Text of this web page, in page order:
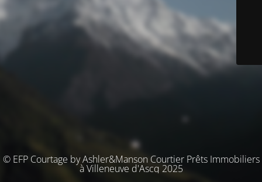
© EFP Courtage by Ashler&Manson Courtier Prêts Immobiliers
à Villeneuve d'Ascq 2025